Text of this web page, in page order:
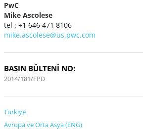
PwC
Mike Ascolese
tel : +1 646 471 8106
mike.ascolese@us.pwc.com
BASIN BÜLTENİ NO:
2014/181/FPD
Türkiye
Avrupa ve Orta Asya (ENG)